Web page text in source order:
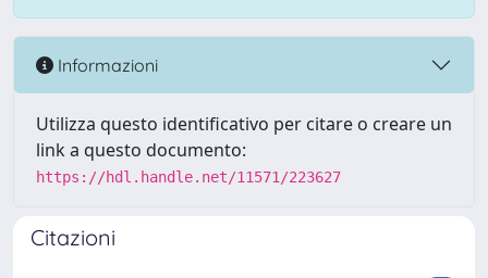
Informazioni
Utilizza questo identificativo per citare o creare un
link a questo documento:
https://hdl.handle.net/11571/223627
Citazioni